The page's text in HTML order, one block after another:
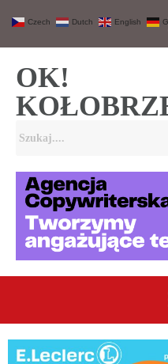
OK!
Czech Dutch English